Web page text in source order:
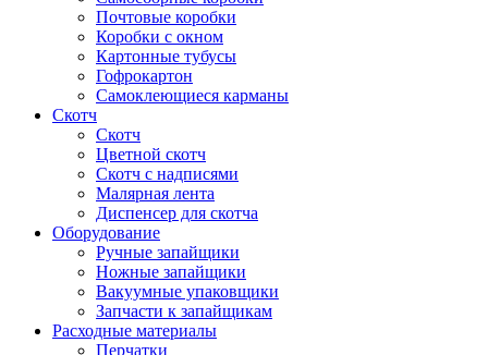
Почтовые коробки
Коробки с окном
Картонные тубусы
Гофрокартон
Самоклеющиеся карманы
Скотч
Скотч
Цветной скотч
Скотч с надписями
Малярная лента
Диспенсер для скотча
Оборудование
Ручные запайщики
Ножные запайщики
Вакуумные упаковщики
Запчасти к запайщикам
Расходные материалы
Перчатки